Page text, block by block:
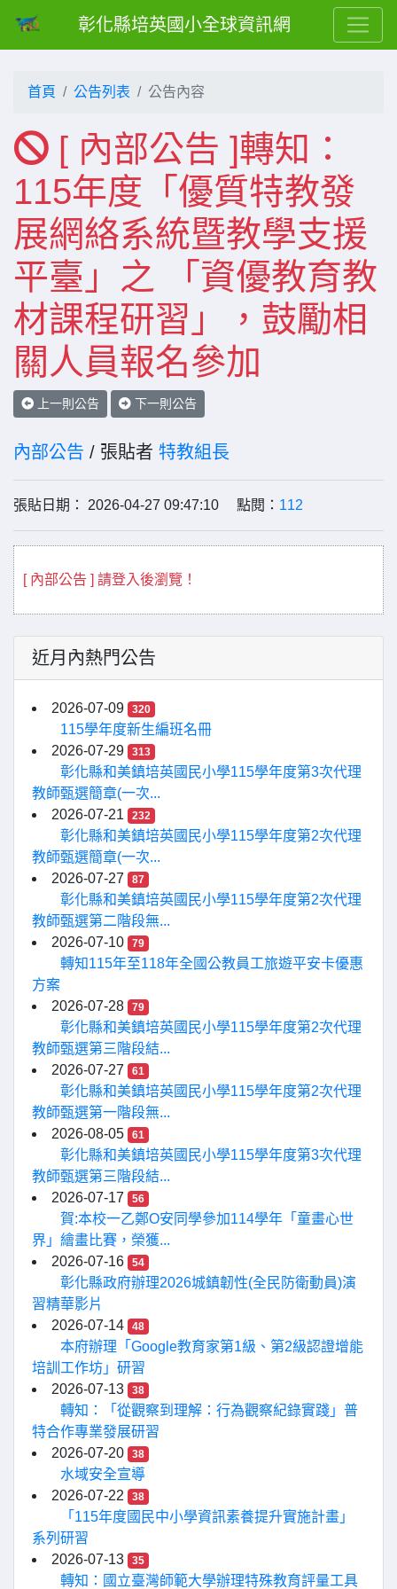
彰化縣培英國小全球資訊網
首頁 公告列表 公告內容
[ 內部公告 ]轉知：
115年度「優質特教發
展網絡系統暨教學支援
平臺」之 「資優教育教
材課程研習」，鼓勵相
關人員報名參加
上一則公告 下一則公告
內部公告 / 張貼者 特教組長
張貼日期： 2026-04-27 09:47:10 點閱： 112
[ 內部公告 ] 請登入後瀏覽！
近月內熱門公告
2026-07-09 320
115學年度新生編班名冊
2026-07-29
313
彰化縣和美鎮培英國民小學115學年度第3次代理
教師甄選簡章(一次...
2026-07-21
232
彰化縣和美鎮培英國民小學115學年度第2次代理
教師甄選簡章(一次...
2026-07-27
87
彰化縣和美鎮培英國民小學115學年度第2次代理
教師甄選第二階段無...
2026-07-10
79
轉知115年至118年全國公教員工旅遊平安卡優惠
方案
2026-07-28
79
彰化縣和美鎮培英國民小學115學年度第2次代理
教師甄選第三階段結...
2026-07-27
61
彰化縣和美鎮培英國民小學115學年度第2次代理
教師甄選第一階段無...
2026-08-05
61
彰化縣和美鎮培英國民小學115學年度第3次代理
教師甄選第三階段結...
2026-07-17
56
賀:本校一乙鄭O安同學參加114學年「童畫心世
界」繪畫比賽，榮獲...
2026-07-16
54
彰化縣政府辦理2026城鎮韌性(全民防衛動員)演
習精華影片
2026-07-14
48
本府辦理「Google教育家第1級、第2級認證增能
培訓工作坊」研習
2026-07-13
38
轉知：「從觀察到理解：行為觀察紀錄實踐」普
特合作專業發展研習
2026-07-20
38
水域安全宣導
2026-07-22
38
「115年度國民中小學資訊素養提升實施計畫」
系列研習
2026-07-13
35
轉知：國立臺灣師範大學辦理特殊教育評量工具